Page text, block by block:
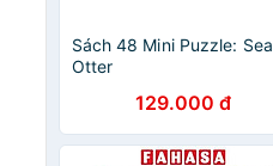
Sách 48 Mini Puzzle: Sea
Otter
129.000 đ